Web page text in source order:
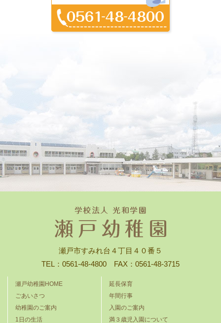
瀬戸市すみれ台４丁目４０番５
TEL：0561-48-4800 FAX：0561-48-3715
瀬戸幼稚園HOME
ごあいさつ
幼稚園のご案内
1日の生活
延長保育
年間行事
入園のご案内
満３歳児入園について